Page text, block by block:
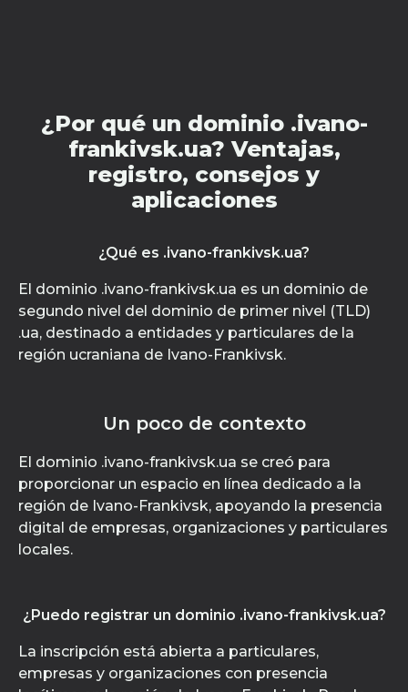
¿Por qué un dominio .ivano-
frankivsk.ua? Ventajas,
registro, consejos y
aplicaciones
¿Qué es .ivano-frankivsk.ua?
El dominio .ivano-frankivsk.ua es un dominio de
segundo nivel del dominio de primer nivel (TLD)
.ua, destinado a entidades y particulares de la
región ucraniana de Ivano-Frankivsk.
Un poco de contexto
El dominio .ivano-frankivsk.ua se creó para
proporcionar un espacio en línea dedicado a la
región de Ivano-Frankivsk, apoyando la presencia
digital de empresas, organizaciones y particulares
locales.
¿Puedo registrar un dominio .ivano-frankivsk.ua?
La inscripción está abierta a particulares,
empresas y organizaciones con presencia